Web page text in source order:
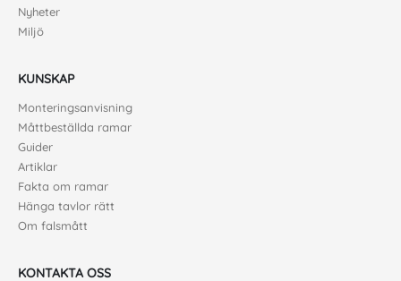
Nyheter
Miljö
KUNSKAP
Monteringsanvisning
Måttbeställda ramar
Guider
Artiklar
Fakta om ramar
Hänga tavlor rätt
Om falsmått
KONTAKTA OSS